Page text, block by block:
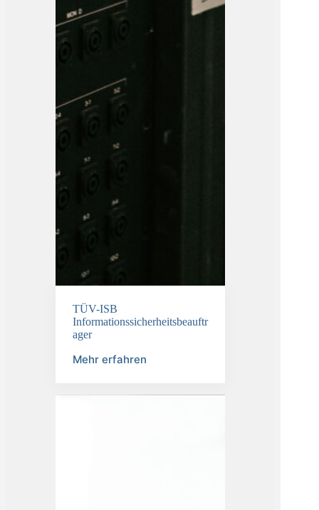
TÜV-ISB
Informationssicherheitsbeauftr